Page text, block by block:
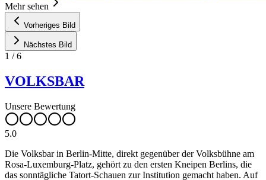
Mehr sehen
Vorheriges Bild
Nächstes Bild
1 /6
VOLKSBAR
Unsere Bewertung
5.0
Die Volksbar in Berlin-Mitte, direkt gegenüber der Volksbühne am
Rosa-Luxemburg-Platz, gehört zu den ersten Kneipen Berlins, die
das sonntägliche Tatort-Schauen zur Institution gemacht haben. Auf